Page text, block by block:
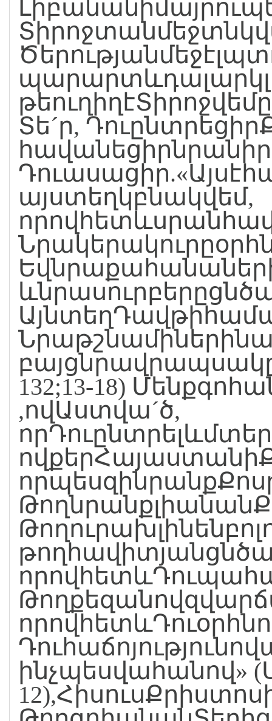
Տե´ր,
այստեղկբնակվեմ,
132;13-18)
,ովԱստվա´ծ,
ինչպեսվահանով»